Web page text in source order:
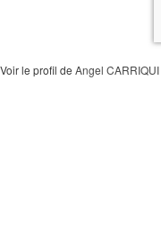
Voir le profil de Angel CARRIQUI